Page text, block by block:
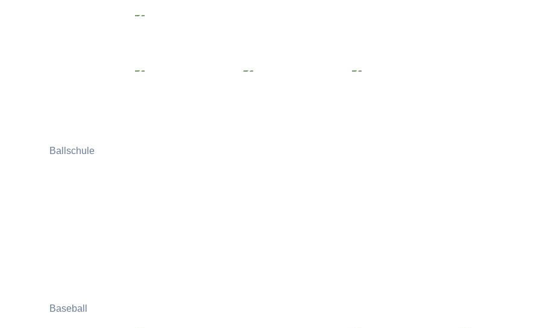
Ballschule
Baseball